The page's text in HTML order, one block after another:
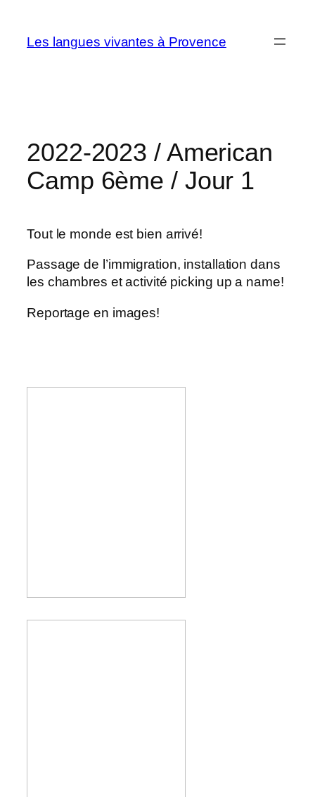
contenu
Les langues vivantes à Provence
2022-2023 / American
Camp 6ème / Jour 1
Tout le monde est bien arrivé!
Passage de l’immigration, installation dans
les chambres et activité picking up a name!
Reportage en images!